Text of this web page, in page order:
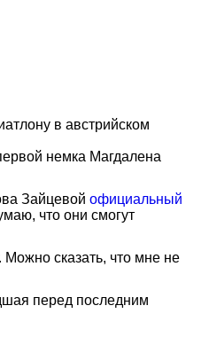
в австрийском
немка Магдалена
Зайцевой официальный
что они смогут
сказать, что мне не
перед последним